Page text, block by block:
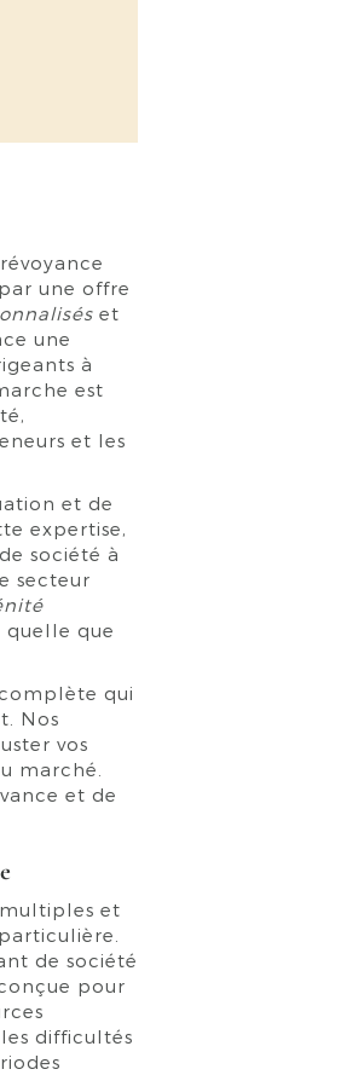
une offre
et
une
à
est
et les
et de
expertise,
société à
secteur
quelle que
qui
Nos
vos
marché.
et de
multiples et
de société
pour
difficultés